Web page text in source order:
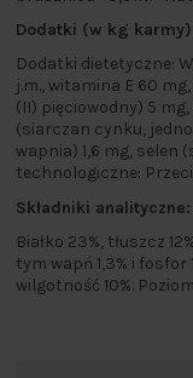
Dodatki (w kg
Dodatki dietetyczne:
j.m., witamina E 60
(II) pięciowodny) 5
(siarczan cynku,
wapnia) 1,6 mg, selen
technologiczne:
Składniki analityczne:
Białko 23%, tłuszcz
tym wapń 1,3% i fosfor
wilgotność 10%.